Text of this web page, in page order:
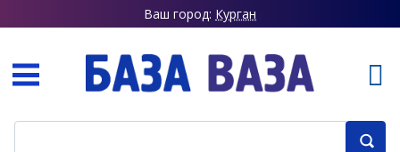
Ваш город: Курган